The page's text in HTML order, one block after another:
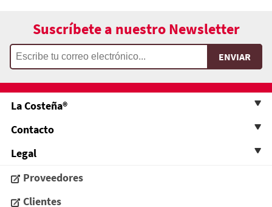
Suscríbete a nuestro Newsletter
La Costeña®
Contacto
Legal
Proveedores
Clientes